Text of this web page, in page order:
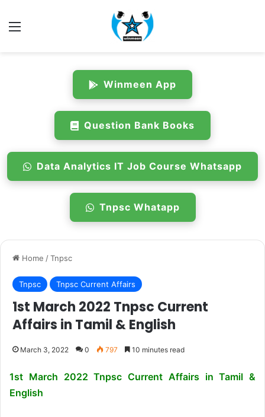
Menu
Winmeen App
Question Bank Books
Data Analytics IT Job Course Whatsapp
Tnpsc Whatapp
Home /Tnpsc
Tnpsc Tnpsc Current Affairs
1st March 2022 Tnpsc Current
Affairs in Tamil & English
March 3, 2022 0 797 10 minutes read
1st March 2022 Tnpsc Current Affairs in Tamil &
English